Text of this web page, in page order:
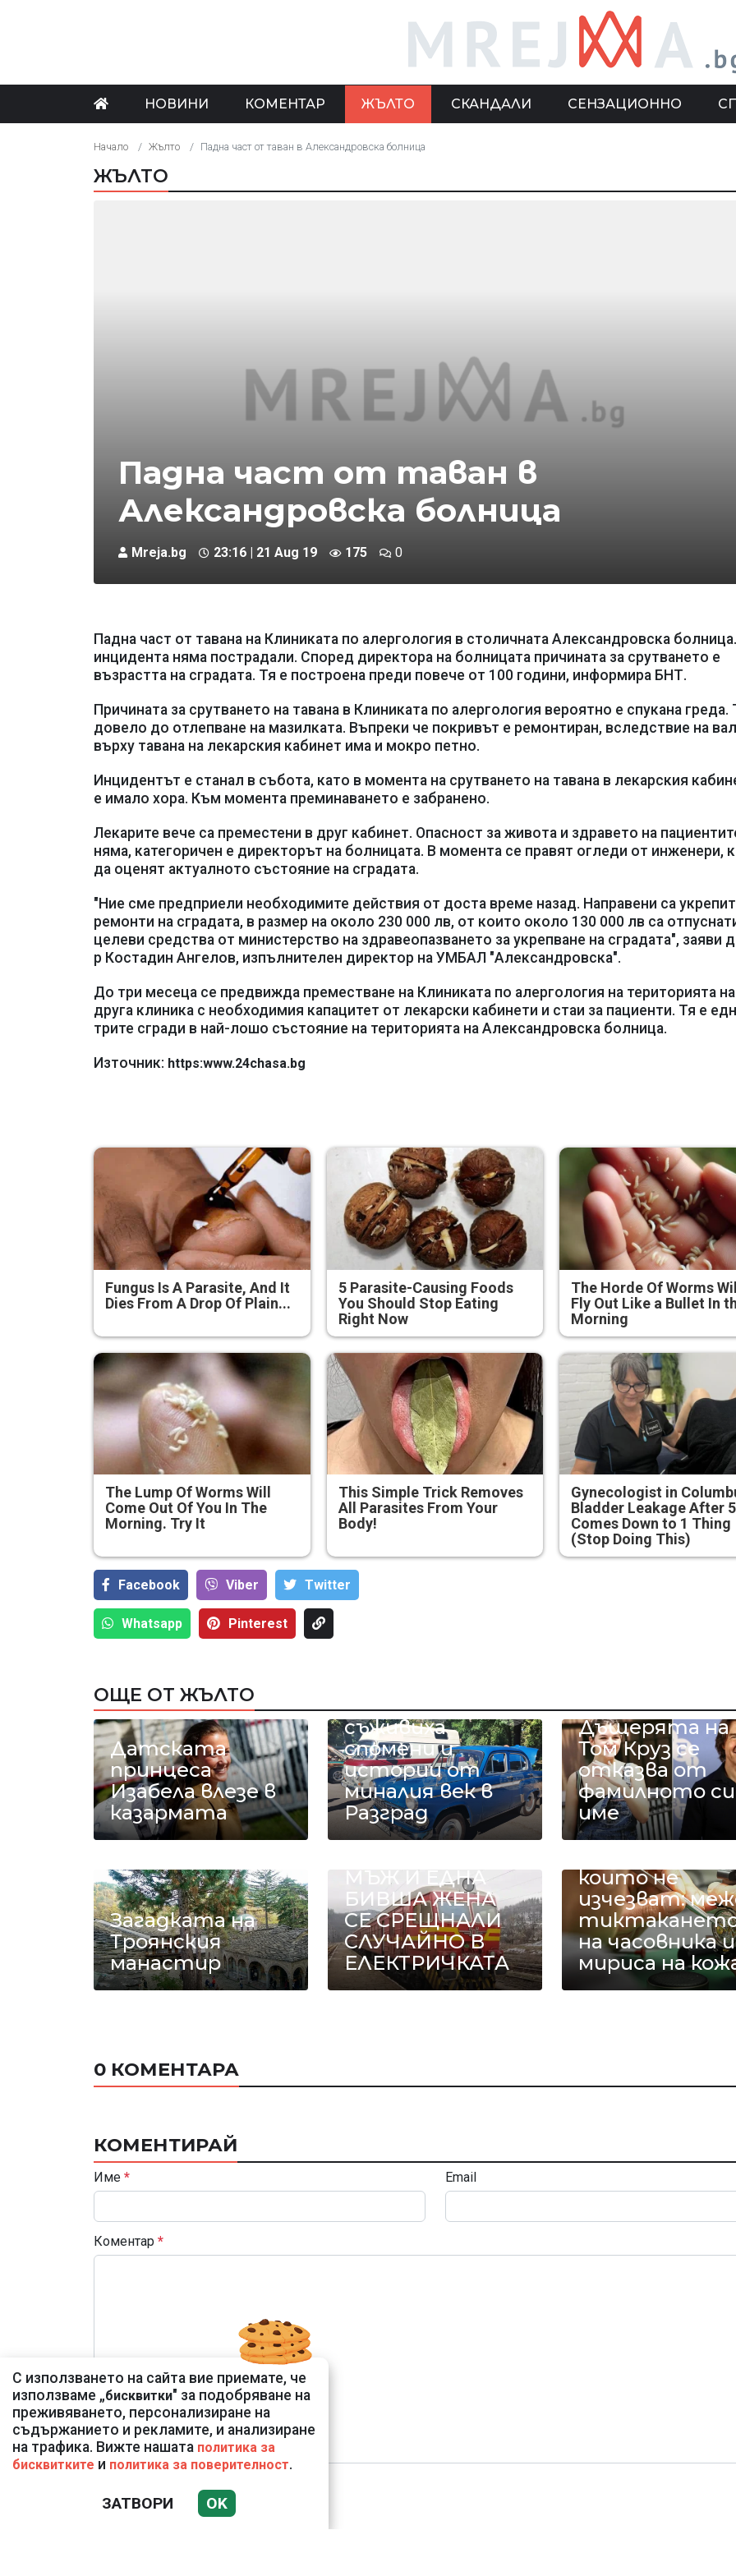
НОВИНИ КОМЕНТАР ЖЪЛТО СКАНДАЛИ СЕНЗАЦИОННО
Начало Жълто Падна част от таван в Александровска болница
ЖЪЛТО
Падна част от таван в
Александровска болница
Mreja.bg 23:16 | 21 Aug 19 175 0
Падна част от тавана на Клиниката по алергология в столичната Александровска
инцидента няма пострадали. Според директора на болницата причината за срутването е
възрастта на сградата. Тя е построена преди повече от 100 години, информира БНТ.
Причината за срутването на тавана в Клиниката по алергология вероятно е спукана греда.
довело до отлепване на мазилката. Въпреки че покривът е ремонтиран, вследствие на
върху тавана на лекарския кабинет има и мокро петно.
Инцидентът е станал в събота, като в момента на срутването на тавана в лекарския
е имало хора. Към момента преминаването е забранено.
Лекарите вече са преместени в друг кабинет. Опасност за живота и здравето на
няма, категоричен е директорът на болницата. В момента се правят огледи от инженери,
да оценят актуалното състояние на сградата.
"Ние сме предприели необходимите действия от доста време назад. Направени са
ремонти на сградата, в размер на около 230 000 лв, от които около 130 000 лв са
целеви средства от министерство на здравеопазването за укрепване на сградата", заяви
р Костадин Ангелов, изпълнителен директор на УМБАЛ "Александровска".
До три месеца се предвижда преместване на Клиниката по алергология на територията на
друга клиника с необходимия капацитет от лекарски кабинети и стаи за пациенти. Тя е
трите сгради в най-лошо състояние на територията на Александровска болница.
Източник: https:www.24chasa.bg
Fungus Is A Parasite, And It
Dies From A Drop Of Plain...
5 Parasite-Causing Foods
You Should Stop Eating
Right Now
The Horde Of Worms
Fly Out Like a Bullet In
Morning
The Lump Of Worms Will
Come Out Of You In The
Morning. Try It
This Simple Trick Removes
All Parasites From Your
Body!
Gynecologist in
Bladder Leakage After
Comes Down to 1 Thing
(Stop Doing This)
Facebook Viber Тwitter
Whatsapp Pinterest
ОЩЕ ОТ ЖЪЛТО
Датската
принцеса
Изабела влезе в
казармата
автомобили
съживиха
спомени и
истории от
миналия век в
Разград
Дъщерята на
Том Круз се
отказва от
фамилното си
име
Загадката на
Троянския
манастир
МЪЖ И ЕДНА
БИВША ЖЕНА
СЕ СРЕЩНАЛИ
СЛУЧАЙНО В
ЕЛЕКТРИЧКАТА
които не
изчезват:
на часовника и
мириса на
0 КОМЕНТАРА
КОМЕНТИРАЙ
Име * Email
Коментар *
С използването на сайта вие приемате, че
използваме „бисквитки" за подобряване на
преживяването, персонализиране на
съдържанието и рекламите, и анализиране
на трафика. Вижте нашата политика за
бисквитките и политика за поверителност.
ЗАТВОРИ OK